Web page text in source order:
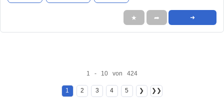
★ ➦ ➜
1 - 10 von 424
1 2 3 4 5 ❯ ❯❯